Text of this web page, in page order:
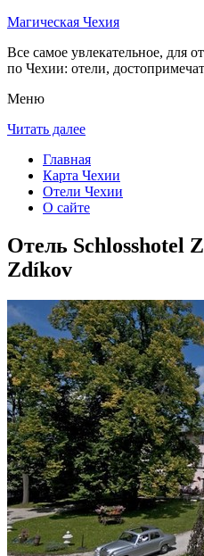
Магическая Чехия
Все самое увлекательное, для
по Чехии: отели,
Меню
Читать далее
Главная
Карта Чехии
Отели Чехии
О сайте
Отель Schlosshotel
Zdíkov